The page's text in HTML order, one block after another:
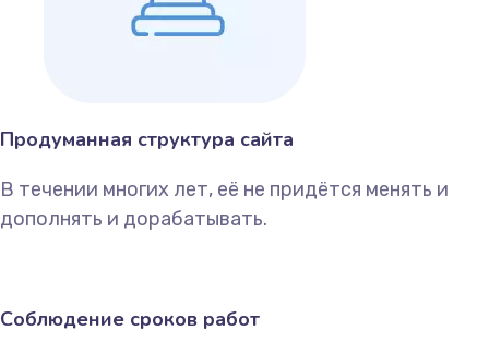
Продуманная структура сайта
В течении многих лет, её не придётся менять и
дополнять и дорабатывать.
Соблюдение сроков работ